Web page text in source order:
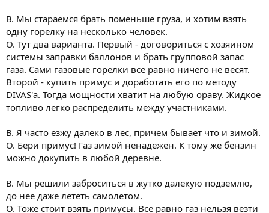
В. Мы стараемся брать поменьше груза, и хотим взять
одну горелку на несколько человек.
О. Тут два варианта. Первый - договориться с хозяином
системы заправки баллонов и брать групповой запас
газа. Сами газовые горелки все равно ничего не весят.
Второй - купить примус и доработать его по методу
DIVAS'а. Тогда мощности хватит на любую ораву. Жидкое
топливо легко распределить между участниками.
В. Я часто езжу далеко в лес, причем бывает что и зимой.
О. Бери примус! Газ зимой ненадежен. К тому же бензин
можно докупить в любой деревне.
В. Мы решили заброситься в жутко далекую подземлю,
до нее даже лететь самолетом.
О. Тоже стоит взять примусы. Все равно газ нельзя везти